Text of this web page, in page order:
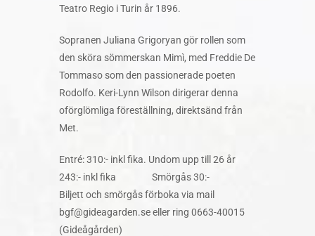
Teatro Regio i Turin år 1896.
Sopranen Juliana Grigoryan gör rollen som
den sköra sömmerskan Mimì, med Freddie De
Tommaso som den passionerade poeten
Rodolfo. Keri-Lynn Wilson dirigerar denna
oförglömliga föreställning, direktsänd från
Met.
Entré: 310:- inkl fika. Undom upp till 26 år
243:- inkl fika Smörgås 30:-
Biljett och smörgås förboka via mail
bgf@gideagarden.se eller ring 0663-40015
(Gideågården)